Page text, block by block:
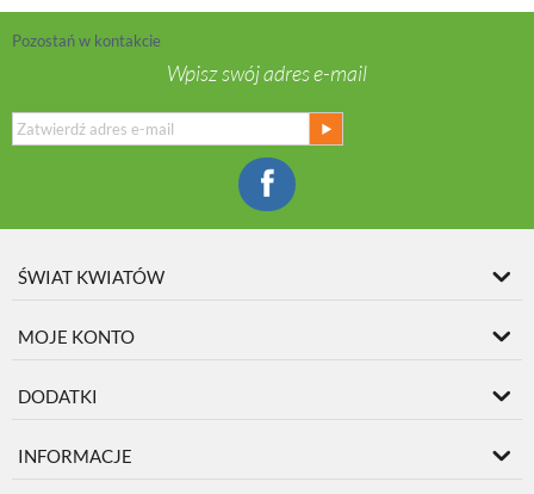
Pozostań w kontakcie
Wpisz swój adres e-mail
ŚWIAT KWIATÓW
MOJE KONTO
DODATKI
INFORMACJE